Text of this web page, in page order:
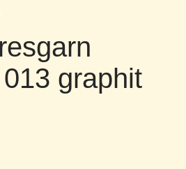
graphit